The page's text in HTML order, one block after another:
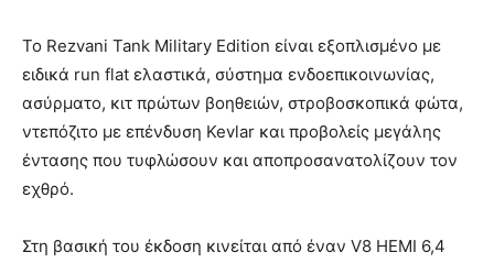
Το Rezvani Tank Military Edition είναι εξοπλισμένο με
ειδικά run flat ελαστικά, σύστημα ενδοεπικοινωνίας,
ασύρματο, κιτ πρώτων βοηθειών, στροβοσκοπικά φώτα,
ντεπόζιτο με επένδυση Kevlar και προβολείς μεγάλης
έντασης που τυφλώσουν και αποπροσανατολίζουν τον
εχθρό.
Στη βασική του έκδοση κινείται από έναν V8 HEMI 6,4